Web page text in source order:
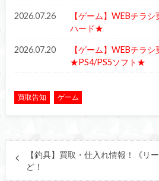
2026.07.26
【ゲーム】WEBチラ
ハード★
2026.07.20
【ゲーム】WEBチラシ
★PS4/PS5ソフト★
買取告知 ゲーム
【釣具】買取・仕入れ情報！《リ
ど！